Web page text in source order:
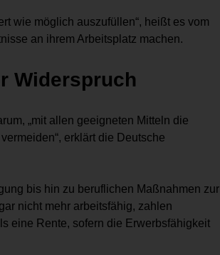
wie möglich auszufüllen“, heißt es vom
an ihrem Arbeitsplatz machen.
Widerspruch
„mit allen geeigneten Mitteln die
erklärt die Deutsche
bis hin zu beruflichen Maßnahmen zur
nicht mehr arbeitsfähig, zahlen
eine Rente, sofern die Erwerbsfähigkeit